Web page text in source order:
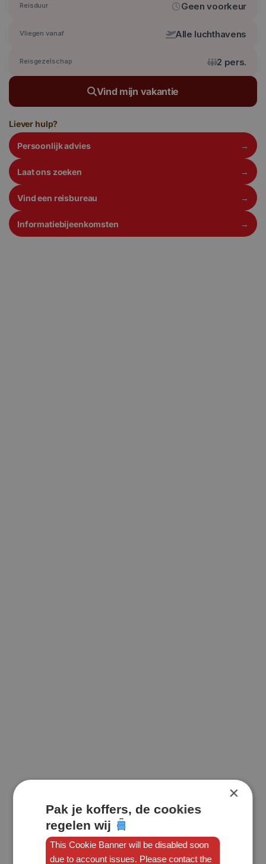
Reisduur Geen voorkeur
Vliegen vanaf Alle luchthavens
Reisgezelschap 2 pers.
Vind mijn vakantie
Liever hulp?
Persoonlijk advies
Laat ons zoeken
Vind een reisbureau
Informatiebijeenkomsten
×
Pak je koffers, de cookies
regelen wij
This Cookie Banner will be disabled soon
due to account issues. Please contact the